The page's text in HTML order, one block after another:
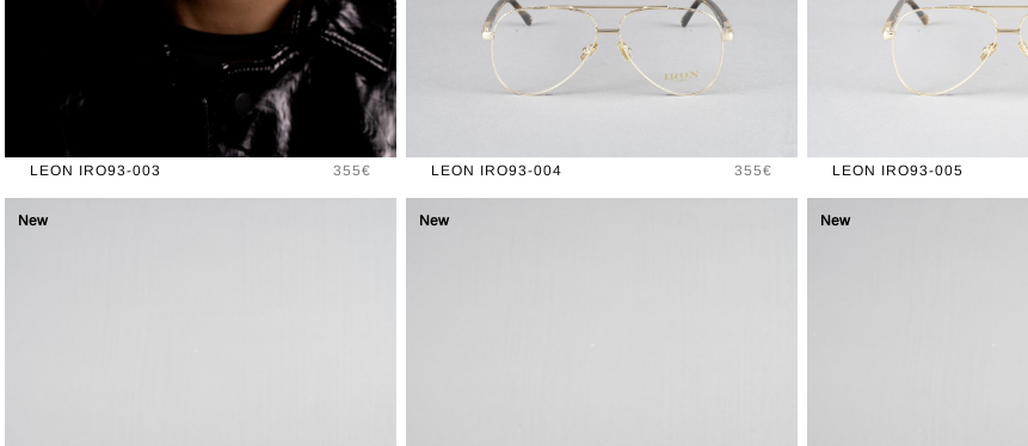
LEON IRO93-003 Prix
355€ LEON IRO93-004 Prix
355€ LEON IRO93-005
New New New